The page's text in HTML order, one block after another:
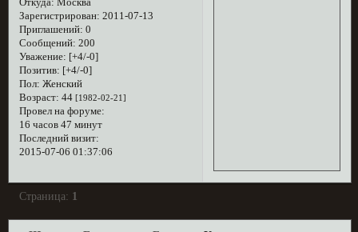
Зарегистрирован: 2011-07-13
Приглашений: 0
Сообщений: 200
Уважение: [+4/-0]
Позитив: [+4/-0]
Пол: Женский
Возраст: 44 [1982-02-21]
Провел на форуме:
16 часов 47 минут
Последний визит:
2015-07-06 01:37:06
Страница: 1